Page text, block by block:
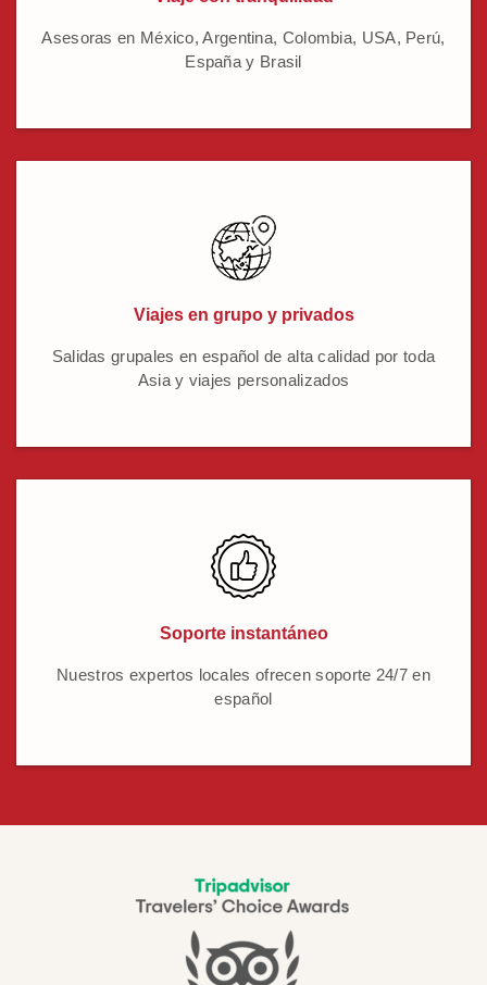
Asesoras en México, Argentina, Colombia, USA, Perú,
España y Brasil
Viajes en grupo y privados
Salidas grupales en español de alta calidad por toda
Asia y viajes personalizados
Soporte instantáneo
Nuestros expertos locales ofrecen soporte 24/7 en
español